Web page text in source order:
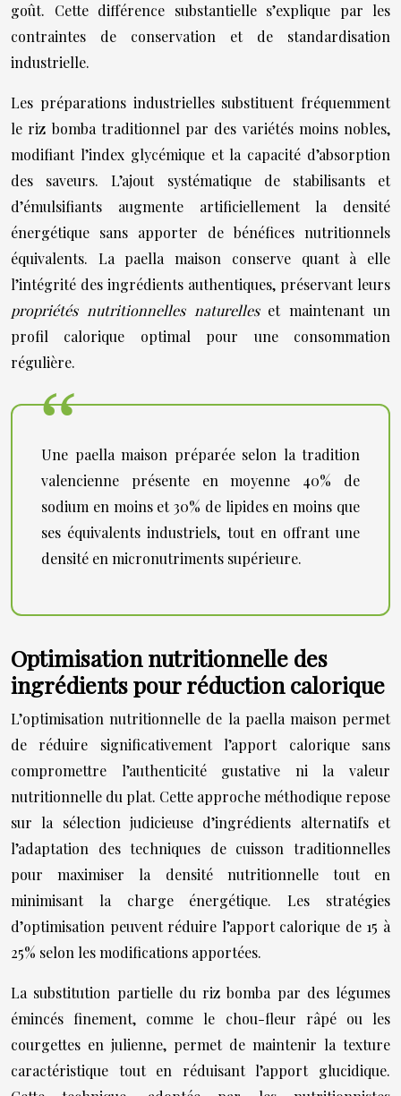
goût. Cette différence substantielle s’explique par les
contraintes de conservation et de standardisation
industrielle.
Les préparations industrielles substituent fréquemment
le riz bomba traditionnel par des variétés moins nobles,
modifiant l’index glycémique et la capacité d’absorption
des saveurs. L’ajout systématique de stabilisants et
d’émulsifiants augmente artificiellement la densité
énergétique sans apporter de bénéfices nutritionnels
équivalents. La paella maison conserve quant à elle
l’intégrité des ingrédients authentiques, préservant leurs
propriétés nutritionnelles naturelleset maintenant un
profil calorique optimal pour une consommation
régulière.
Une paella maison préparée selon la tradition
valencienne présente en moyenne 40% de
sodium en moins et 30% de lipides en moins que
ses équivalents industriels, tout en offrant une
densité en micronutriments supérieure.
Optimisation nutritionnelle des
ingrédients pour réduction calorique
L’optimisation nutritionnelle de la paella maison permet
de réduire significativement l’apport calorique sans
compromettre l’authenticité gustative ni la valeur
nutritionnelle du plat. Cette approche méthodique repose
sur la sélection judicieuse d’ingrédients alternatifs et
l’adaptation des techniques de cuisson traditionnelles
pour maximiser la densité nutritionnelle tout en
minimisant la charge énergétique. Les stratégies
d’optimisation peuvent réduire l’apport calorique de 15 à
25% selon les modifications apportées.
La substitution partielle du riz bomba par des légumes
émincés finement, comme le chou-fleur râpé ou les
courgettes en julienne, permet de maintenir la texture
caractéristique tout en réduisant l’apport glucidique.